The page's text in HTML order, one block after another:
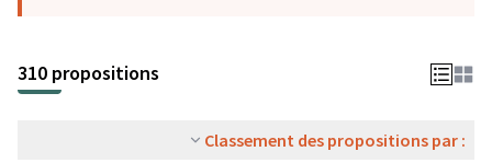
310 propositions
Classement des propositions par :